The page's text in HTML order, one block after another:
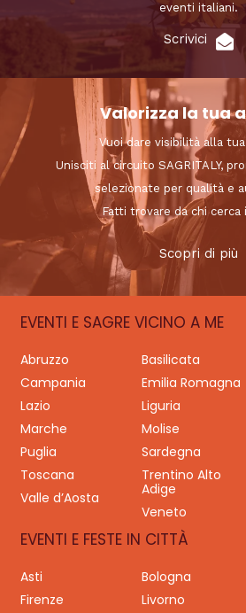
eventi italiani.
Scrivici
Valorizza la tua
Vuoi dare visibilità alla tua
Unisciti al circuito SAGRITALY,
selezionate per qualità e
Fatti trovare da chi cerca
Scopri di più
EVENTI E SAGRE VICINO A ME
Abruzzo Basilicata
Campania
Emilia Romagna
Lazio
Liguria
Marche
Molise
Puglia
Sardegna
Toscana
Trentino Alto
Adige
Valle d’Aosta
Veneto
EVENTI E FESTE IN CITTÀ
Asti Bologna
Firenze
Livorno